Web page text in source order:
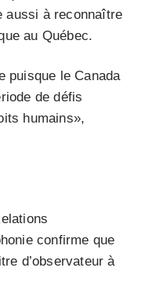
aussi à reconnaître
au Québec.
puisque le Canada
de défis
humains»,
confirme que
d’observateur à